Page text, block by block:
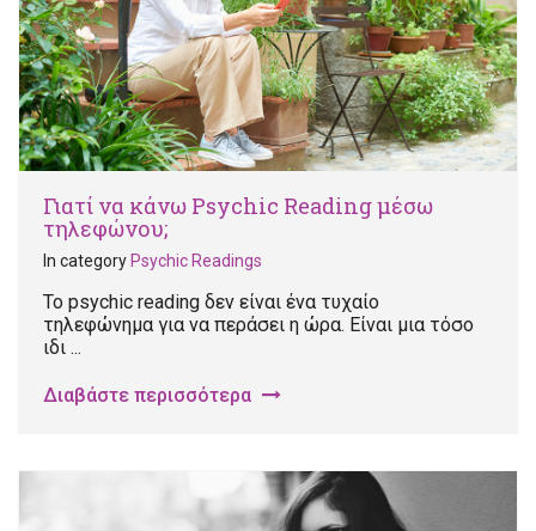
Γιατί να κάνω Psychic Reading μέσω
τηλεφώνου;
In category Psychic Readings
Το psychic reading δεν είναι ένα τυχαίο
τηλεφώνημα για να περάσει η ώρα. Είναι μια τόσο
ιδι ...
Διαβάστε περισσότερα